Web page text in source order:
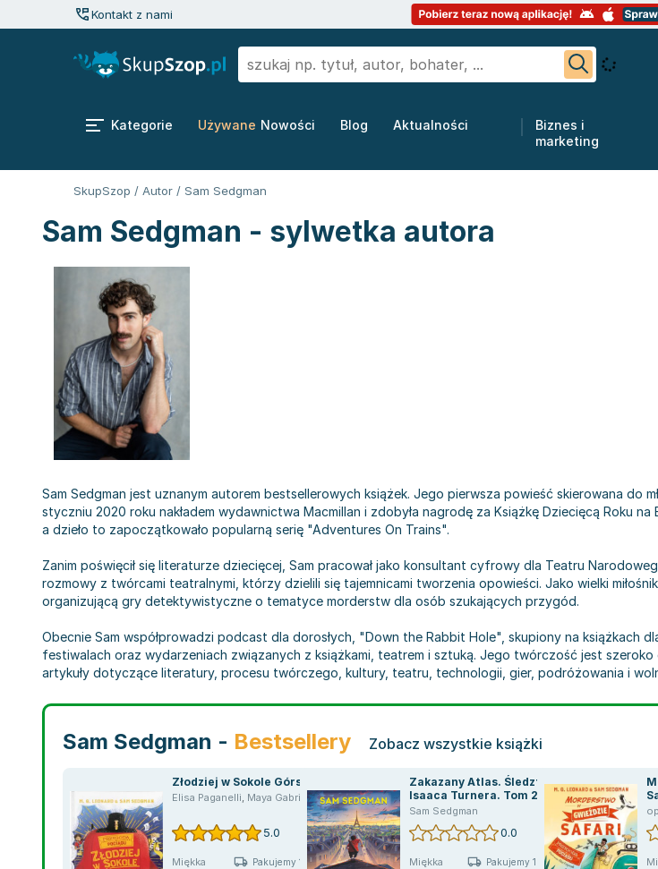
Kontakt z nami
Kategorie Używane Nowości Blog Aktualności
Biznes i
marketing
SkupSzop / Autor / Sam Sedgman
Sam Sedgman - sylwetka autora
Sam Sedgman jest uznanym autorem bestsellerowych książek. Jego pierwsza powieść skierowana do
styczniu 2020 roku nakładem wydawnictwa Macmillan i zdobyła nagrodę za Książkę Dziecięcą Roku
a dzieło to zapoczątkowało popularną serię "Adventures On Trains".
Zanim poświęcił się literaturze dziecięcej, Sam pracował jako konsultant cyfrowy dla Teatru
rozmowy z twórcami teatralnymi, którzy dzielili się tajemnicami tworzenia opowieści. Jako wielki
organizującą gry detektywistyczne o tematyce morderstw dla osób szukających przygód.
Obecnie Sam współprowadzi podcast dla dorosłych, "Down the Rabbit Hole", skupiony na książkach
festiwalach oraz wydarzeniach związanych z książkami, teatrem i sztuką. Jego twórczość jest
artykuły dotyczące literatury, procesu twórczego, kultury, teatru, technologii, gier, podróżowania i
Sam Sedgman - Bestsellery Zobacz wszystkie książki
Złodziej w Sokole Górskim
Elisa Paganelli, Maya Gabrielle Leonard ,Sam Sedgman
5.0
Miękka Pakujemy 10.08
Zakazany Atlas. Śledztwa
Isaaca Turnera. Tom 2
Sam Sedgman
0.0
Miękka Pakujemy 10.08